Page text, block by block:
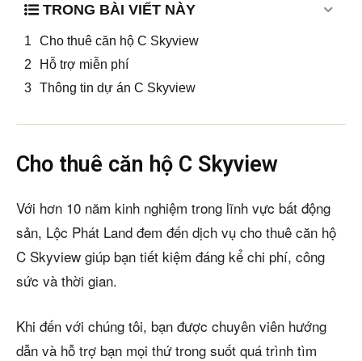
TRONG BÀI VIẾT NÀY
Cho thuê căn hộ C Skyview
Hỗ trợ miễn phí
Thông tin dự án C Skyview
Cho thuê căn hộ C Skyview
Với hơn 10 năm kinh nghiệm trong lĩnh vực bất động
sản, Lộc Phát Land đem đến dịch vụ cho thuê căn hộ
C Skyview giúp bạn tiết kiệm đáng kể chi phí, công
sức và thời gian.
Khi đến với chúng tôi, bạn được chuyên viên hướng
dẫn và hỗ trợ bạn mọi thứ trong suốt quá trình tìm